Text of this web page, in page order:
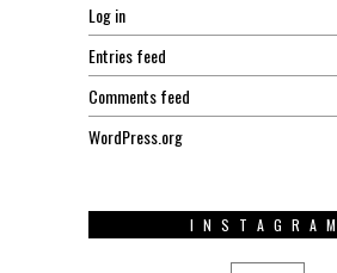
Log in
Entries feed
Comments feed
WordPress.org
INSTAGRAM